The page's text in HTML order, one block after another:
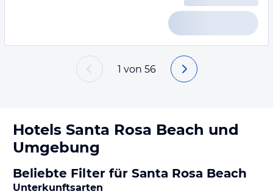
1 von 56
Hotels Santa Rosa Beach und
Umgebung
Beliebte Filter für Santa Rosa Beach
Unterkunftsarten